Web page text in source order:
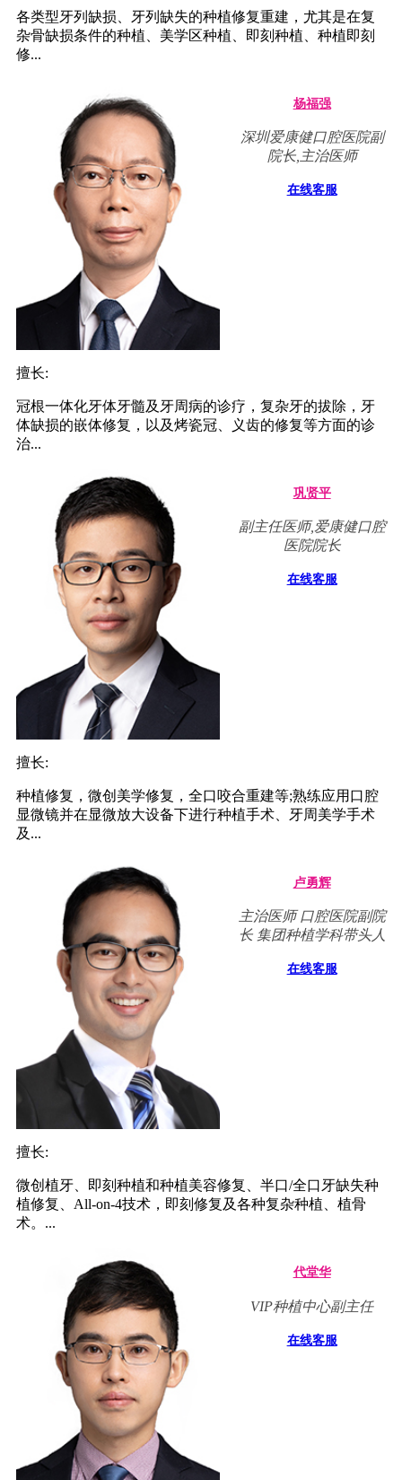
各类型牙列缺损、牙列缺失的种植修复重建，尤其是在复
杂骨缺损条件的种植、美学区种植、即刻种植、种植即刻
修...
杨福强
深圳爱康健口腔医院副
院长,主治医师
在线客服
擅长:
冠根一体化牙体牙髓及牙周病的诊疗，复杂牙的拔除，牙
体缺损的嵌体修复，以及烤瓷冠、义齿的修复等方面的诊
治...
巩贤平
副主任医师,爱康健口腔
医院院长
在线客服
擅长:
种植修复，微创美学修复，全口咬合重建等;熟练应用口腔
显微镜并在显微放大设备下进行种植手术、牙周美学手术
及...
卢勇辉
主治医师 口腔医院副院
长 集团种植学科带头人
在线客服
擅长:
微创植牙、即刻种植和种植美容修复、半口/全口牙缺失种
植修复、All-on-4技术，即刻修复及各种复杂种植、植骨
术。...
代堂华
VIP种植中心副主任
在线客服